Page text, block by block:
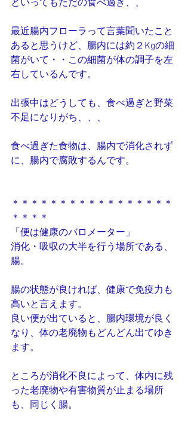
といってもただの食べ過ぎ、、
最近腸内フローラって言葉聞いたこと
あると思うけど、腸内には約２Kgの細
菌がいて・・この細菌が体の調子を左
右しているんです。
出張中はどうしても、食べ過ぎと野菜
不足になりがち、、、
食べ過ぎた食物は、腸内で消化されず
に、腸内で腐敗するんです。
＊＊＊＊＊＊＊＊＊＊＊＊＊＊＊＊＊
＊＊＊＊
「便は健康のバロメーター」
消化・吸収の大半を行う場所である、
腸。
腸の状態が良ければ、健康で免疫力も
高いと言えます。
良い便が出ていると、腸内環境が良く
なり、体の老廃物もどんどん出てゆき
ます。
ところが消化不良によって、体内に残
った老廃物や有害物質が止まる場所
も、同じく腸。